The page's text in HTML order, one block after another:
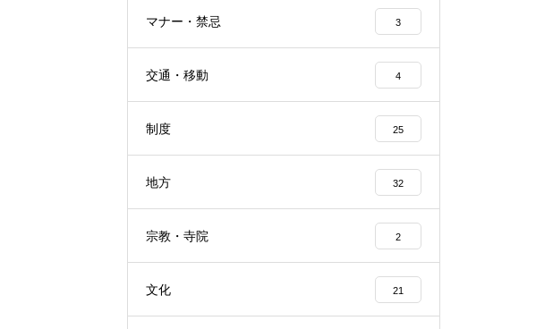
マナー・禁忌 3
交通・移動 4
制度 25
地方 32
宗教・寺院 2
文化 21